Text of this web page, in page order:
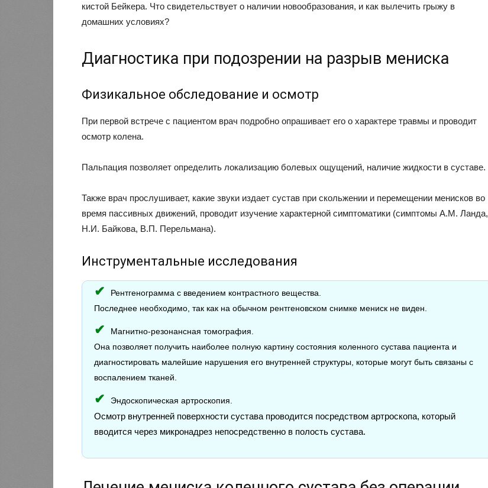
кистой Бейкера. Что свидетельствует о наличии новообразования, и как вылечить грыжу в
домашних условиях?
Диагностика при подозрении на разрыв мениска
Физикальное обследование и осмотр
При первой встрече с пациентом врач подробно опрашивает его о характере травмы и проводит
осмотр колена.
Пальпация позволяет определить локализацию болевых ощущений, наличие жидкости в суставе.
Также врач прослушивает, какие звуки издает сустав при скольжении и перемещении менисков во
время пассивных движений, проводит изучение характерной симптоматики (симптомы A.M. Ланда,
Н.И. Байкова, В.П. Перельмана).
Инструментальные исследования
Рентгенограмма с введением контрастного вещества.
Последнее необходимо, так как на обычном рентгеновском снимке мениск не виден.
Магнитно-резонансная томография.
Она позволяет получить наиболее полную картину состояния коленного сустава пациента и
диагностировать малейшие нарушения его внутренней структуры, которые могут быть связаны с
воспалением тканей.
Эндоскопическая артроскопия.
Осмотр внутренней поверхности сустава проводится посредством артроскопа, который
вводится через микронадрез непосредственно в полость сустава.